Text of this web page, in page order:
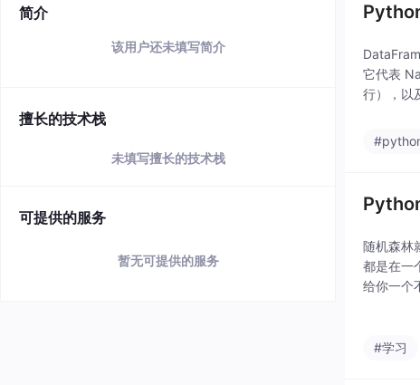
简介
该用户还未填写简介
擅长的技术栈
未填写擅长的技术栈
可提供的服务
暂无可提供的服务
它代表
行），以
随机森林
都是在一
给你一个
#学习